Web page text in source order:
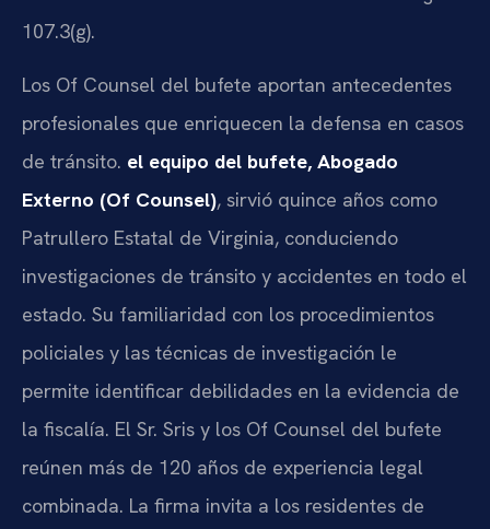
107.3(g).
Los Of Counsel del bufete aportan antecedentes
profesionales que enriquecen la defensa en casos
de tránsito. el equipo del bufete, Abogado
Externo (Of Counsel), sirvió quince años como
Patrullero Estatal de Virginia, conduciendo
investigaciones de tránsito y accidentes en todo el
estado. Su familiaridad con los procedimientos
policiales y las técnicas de investigación le
permite identificar debilidades en la evidencia de
la fiscalía. El Sr. Sris y los Of Counsel del bufete
reúnen más de 120 años de experiencia legal
combinada. La firma invita a los residentes de